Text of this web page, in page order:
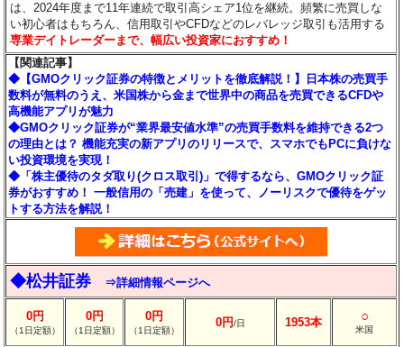
は、2024年度まで11年連続で取引高シェア1位を継続。頻繁に売買しな
い初心者はもちろん、信用取引やCFDなどのレバレッジ取引も活用する
専業デイトレーダーまで、幅広い投資家におすすめ！
【関連記事】
◆【GMOクリック証券の特徴とメリットを徹底解説！】日本株の売買手
数料が無料のうえ、米国株から金まで世界中の商品を売買できるCFDや
高機能アプリが魅力
◆GMOクリック証券が“業界最安値水準”の売買手数料を維持できる2つ
の理由とは？ 機能充実の新アプリのリリースで、スマホでもPCに負けな
い投資環境を実現！
◆「株主優待のタダ取り(クロス取引)」で得するなら、GMOクリック証
券がおすすめ！ 一般信用の「売建」を使って、ノーリスクで優待をゲッ
トする方法を解説！
◆松井証券 ⇒詳細情報ページへ
0円
（1日定額）
0円
（1日定額）
0円
（1日定額）
0円/日 1953本 ○
米国